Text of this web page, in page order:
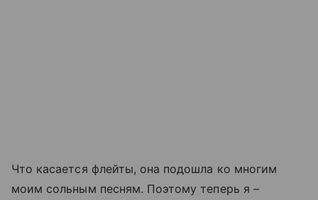
Что касается флейты, она подошла ко многим
моим сольным песням. Поэтому теперь я –